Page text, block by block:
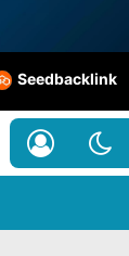
Seedbacklink